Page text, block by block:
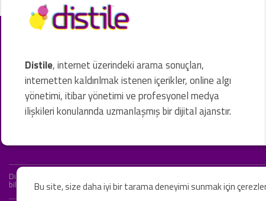
Distile, internet üzerindeki arama sonuçları,
internetten kaldırılmak istenen içerikler, online algı
yönetimi, itibar yönetimi ve profesyonel medya
ilişkileri konularında uzmanlaşmış bir dijital ajanstır.
Distile bir hukuk firması değildir ve hizmetlerimizin hiçbiri resmi hukuki
bilgiler yalnızca genel bilgi niteliğindedir. Yasal tavsiye olarak
Bu site, size daha iyi bir tarama deneyimi sunmak için